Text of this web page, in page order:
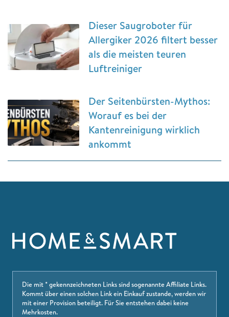
Dieser Saugroboter für
Allergiker 2026 filtert besser
als die meisten teuren
Luftreiniger
Der Seitenbürsten-Mythos:
Worauf es bei der
Kantenreinigung wirklich
ankommt
Die mit * gekennzeichneten Links sind sogenannte Affiliate Links.
Kommt über einen solchen Link ein Einkauf zustande, werden wir
mit einer Provision beteiligt. Für Sie entstehen dabei keine
Mehrkosten.